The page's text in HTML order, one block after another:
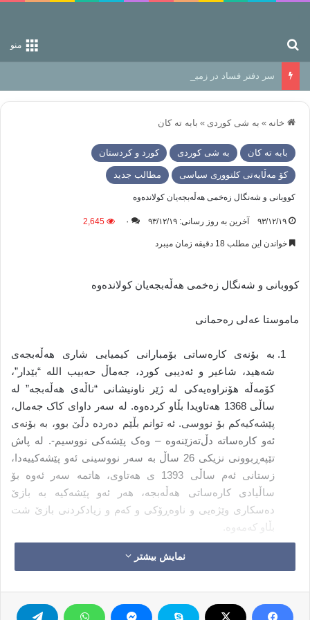
منو
سر دفتر فساد در زمین‌، دوری وکناره‌گیری از راه خداست‌!
خانه » به شی کوردی » بابه ته كان
بابه ته كان به شی کوردی کورد و کردستان
کۆ مەڵایەتی کلتووری سیاسی مطالب جدید
کووبانی و شه‌نگال زه‌خمی هه‌ڵه‌بجه‌يان کولانده‌وه
۹۳/۱۲/۱۹ آخرین به روز رسانی: ۹۳/۱۲/۱۹ ۰ 2,645
خواندن این مطلب 18 دقیقه زمان میبرد
کووبانی و شه‌نگال زه‌خمی هه‌ڵه‌بجه‌يان کولانده‌وه
ماموستا عه‌لی ره‌حمانی
به بۆنه‌ی کاره‌ساتی بۆمبارانی کیمیایی شاری هه‌ڵه‌بجه‌ی
شه‌هید، شاعیر و ئه‌دیبی کورد، جه‌ماڵ حه‌بیب الله “بێدار”،
کۆمه‌ڵه هۆنراوه‌یه‌کی له ژێر ناونیشانی “ناڵه‌ی هه‌ڵه‌بجه” له
ساڵی 1368 هه‌تاویدا بڵاو کرده‌وه. له سه‌ر داوای کاک جه‌مال،
پێشه‌کیه‌کم بۆ نووسی. ئه توانم بڵێم ده‌رده دڵێ بوو، به بۆنه‌ی
ئه‌و کاره‌ساته دڵ‌ته‌زێنه‌وه – وه‌ک پێشه‌کی نووسیم-. له پاش
تێپه‌ڕبوونی نزیکی 26 ساڵ به سه‌ر نووسینی ئه‌و پێشه‌کییه‌دا،
زستانی ئه‌م ساڵی 1393 ی هه‌تاوی، هاتمه سه‌ر ئه‌وه بۆ
ساڵیادی کاره‌ساتی هه‌ڵه‌بجه، هه‌ر ئه‌و پێشه‌کیه به بازێ
ده‌سکاری وێژه‌یی و ناوه‌ڕۆکی و که‌م و زیادکردنی بازێ شت
بڵاو که‌مه‌وه.
وه ئه‌وه‌ش که پاڵی پێوه نام هه‌ڵسم به‌م کاره، چه‌ن شت بوو:
یه‌که‌م، ساڕێژ نه‌بوونی ئه‌و زه‌خم و رووداوه.
نمایش بیشتر